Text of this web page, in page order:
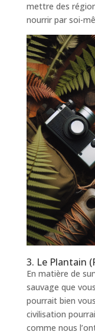
mettre des
nourrir par soi-
3. Le Plantain
En matière de
sauvage que
pourrait bien
civilisation
comme nous